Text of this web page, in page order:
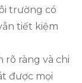
trường có
tiết kiệm
rõ ràng và chi
được mọi